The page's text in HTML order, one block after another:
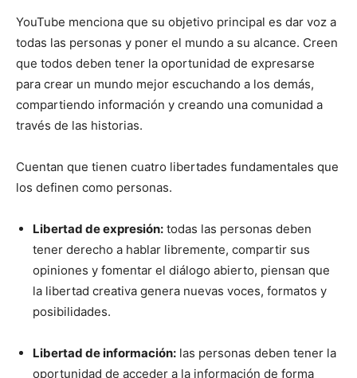
YouTube menciona que su objetivo principal es dar voz a
todas las personas y poner el mundo a su alcance. Creen
que todos deben tener la oportunidad de expresarse
para crear un mundo mejor escuchando a los demás,
compartiendo información y creando una comunidad a
través de las historias.
Cuentan que tienen cuatro libertades fundamentales que
los definen como personas.
Libertad de expresión: todas las personas deben
tener derecho a hablar libremente, compartir sus
opiniones y fomentar el diálogo abierto, piensan que
la libertad creativa genera nuevas voces, formatos y
posibilidades.
Libertad de información: las personas deben tener la
oportunidad de acceder a la información de forma